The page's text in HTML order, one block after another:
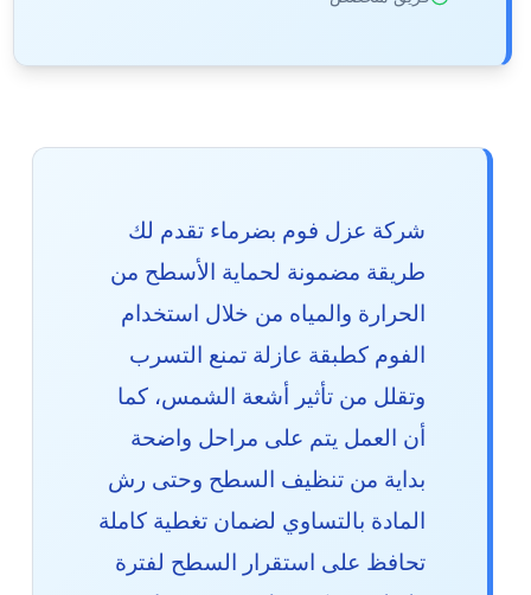
شركة عزل فوم بضرماء تقدم لك
طريقة مضمونة لحماية الأسطح من
الحرارة والمياه من خلال استخدام
الفوم كطبقة عازلة تمنع التسرب
وتقلل من تأثير أشعة الشمس، كما
أن العمل يتم على مراحل واضحة
بداية من تنظيف السطح وحتى رش
المادة بالتساوي لضمان تغطية كاملة
تحافظ على استقرار السطح لفترة